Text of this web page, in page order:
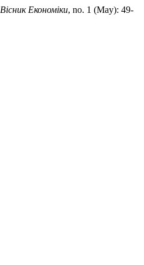
Вісник Економіки, no. 1 (May): 49-